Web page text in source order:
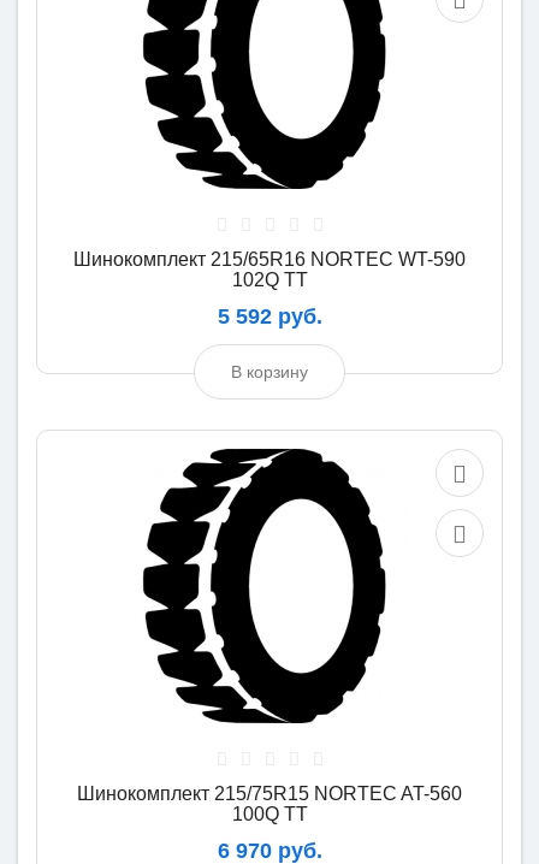
Шинокомплект 215/65R16 NORTEC WT-590
102Q TT
5 592 руб.
В корзину
Шинокомплект 215/75R15 NORTEC AT-560
100Q TT
6 970 руб.